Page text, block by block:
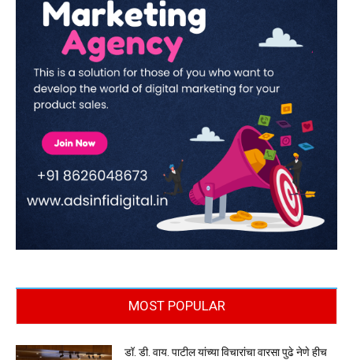
MOST POPULAR
डॉ. डी. वाय. पाटील यांच्या विचारांचा वारसा पुढे नेणे हीच